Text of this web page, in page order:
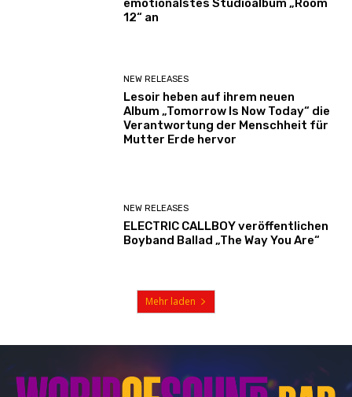
12“ an
NEW RELEASES
Lesoir heben auf ihrem neuen
Album „Tomorrow Is Now Today“ die
Verantwortung der Menschheit für
Mutter Erde hervor
NEW RELEASES
ELECTRIC CALLBOY veröffentlichen
Boyband Ballad „The Way You Are“
Mehr laden